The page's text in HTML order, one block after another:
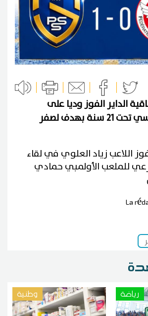
الداير الفوز وديا على
بهدف لصفر
اللاعب زياد العلوي في لقاء
للملعب الأولمبي حمادي
La
رياضة وطنية